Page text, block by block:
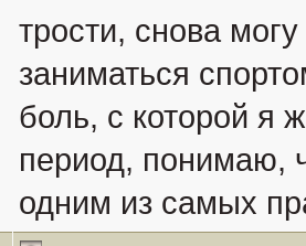
трости, снова
заниматься
боль, с которой я
период, понимаю,
одним из самых